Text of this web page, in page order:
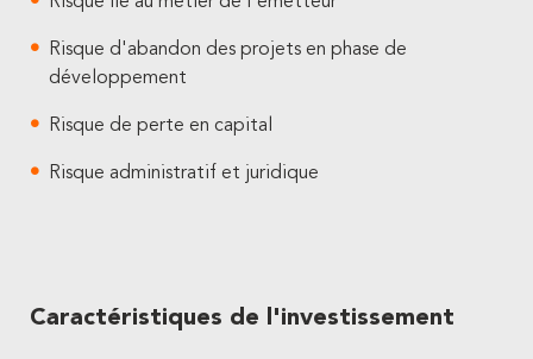
Risque d'abandon des projets en phase de
développement
Risque de perte en capital
Risque administratif et juridique
Caractéristiques de l'investissement